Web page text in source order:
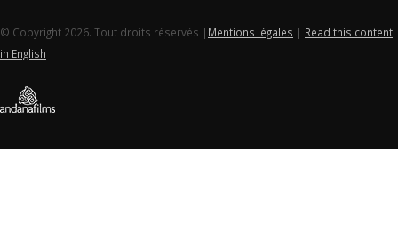
© Copyright 2026. Tout droits réservés | Mentions légales | Read this content
in English